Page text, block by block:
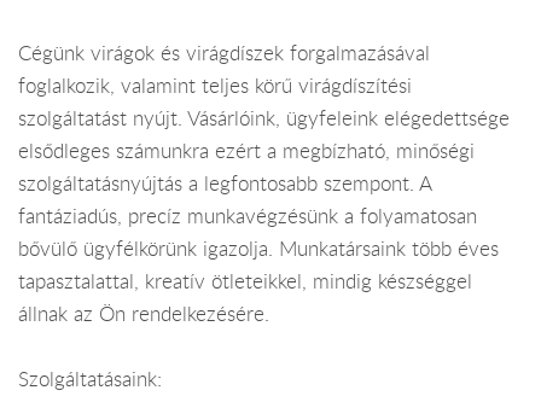
Cégünk virágok és virágdíszek forgalmazásával
foglalkozik, valamint teljes körű virágdíszítési
szolgáltatást nyújt. Vásárlóink, ügyfeleink elégedettsége
elsődleges számunkra ezért a megbízható, minőségi
szolgáltatásnyújtás a legfontosabb szempont. A
fantáziadús, precíz munkavégzésünk a folyamatosan
bővülő ügyfélkörünk igazolja. Munkatársaink több éves
tapasztalattal, kreatív ötleteikkel, mindig készséggel
állnak az Ön rendelkezésére.
Szolgáltatásaink: